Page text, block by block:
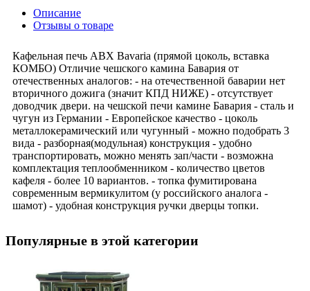
Описание
Отзывы о товаре
Кафельная печь ABX Bavaria (прямой цоколь, вставка
КОМБО) Отличие чешского камина Бавария от
отечественных аналогов: - на отечественной баварии нет
вторичного дожига (значит КПД НИЖЕ) - отсутствует
доводчик двери. на чешской печи камине Бавария - сталь и
чугун из Германии - Европейское качество - цоколь
металлокерамический или чугунный - можно подобрать 3
вида - разборная(модульная) конструкция - удобно
транспортировать, можно менять зап/части - возможна
комплектация теплообменником - количество цветов
кафеля - более 10 вариантов. - топка фумитирована
современным вермикулитом (у российского аналога -
шамот) - удобная конструкция ручки дверцы топки.
Популярные в этой категории